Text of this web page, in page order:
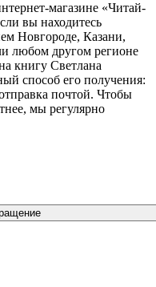
магазине «Читай-
вы находитесь
Новгороде, Казани,
любом другом регионе
книгу Светлана
способ его получения:
почтой. Чтобы
мы регулярно